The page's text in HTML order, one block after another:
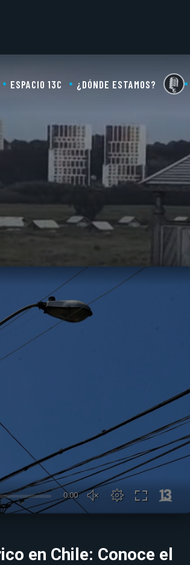
ESPACIO 13C ¿DÓNDE ESTAMOS?
en Chile: Conoce el